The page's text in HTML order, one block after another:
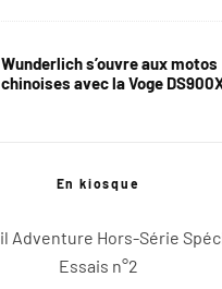
Wunderlich s’ouvre aux motos
chinoises avec la Voge
En kiosque